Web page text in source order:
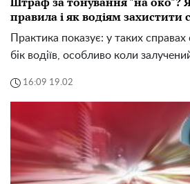
правила і як водіям захистити
Практика показує: у таких
бік водіїв, особливо коли
16:09 19.02